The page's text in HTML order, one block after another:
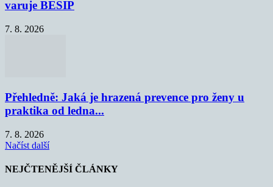
varuje BESIP
7. 8. 2026
Přehledně: Jaká je hrazená prevence pro ženy u
praktika od ledna...
7. 8. 2026
Načíst další
NEJČTENĚJŠÍ ČLÁNKY